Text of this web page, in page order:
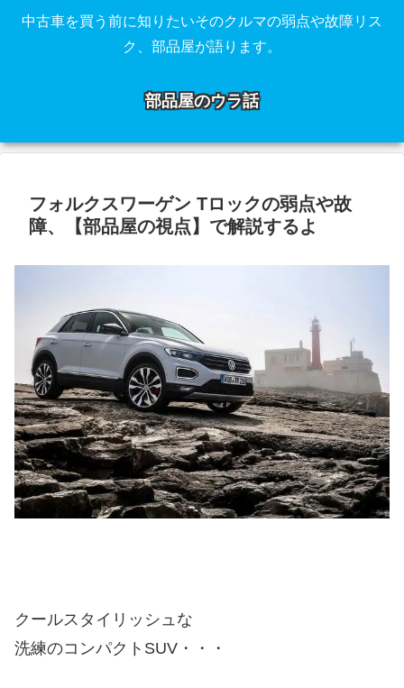
中古車を買う前に知りたいそのクルマの弱点や故障リス
ク、部品屋が語ります。
部品屋のウラ話
フォルクスワーゲン Tロックの弱点や故
障、【部品屋の視点】で解説するよ
クールスタイリッシュな
洗練のコンパクトSUV・・・